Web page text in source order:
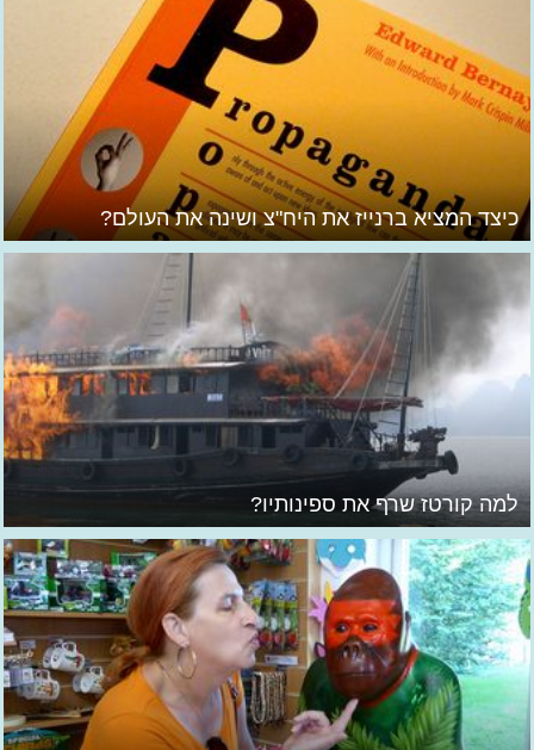
כיצד המציא ברנייז את היח"צ ושינה את העולם?
למה קורטז שרף את ספינותיו?